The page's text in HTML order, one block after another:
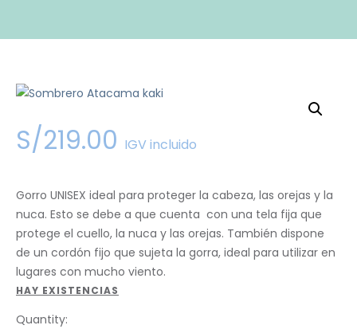
S/219.00 IGV incluido
Gorro UNISEX ideal para proteger la cabeza, las orejas y la
nuca. Esto se debe a que cuenta con una tela fija que
protege el cuello, la nuca y las orejas. También dispone
de un cordón fijo que sujeta la gorra, ideal para utilizar en
lugares con mucho viento.
HAY EXISTENCIAS
Quantity: